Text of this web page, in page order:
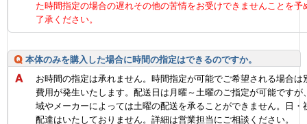
た時間指定の場合の遅れその他の苦情をお受けできませんことを予
了承ください。
本体のみを購入した場合に時間の指定はできるのですか。
お時間の指定は承れません。時間指定が可能でご希望される場合は
費用が発生いたします。配送日は月曜～土曜のご指定が可能ですが
域やメーカーによっては土曜の配送を承ることができません。日・
配達はいたしておりません。詳細は営業担当にご相談ください。